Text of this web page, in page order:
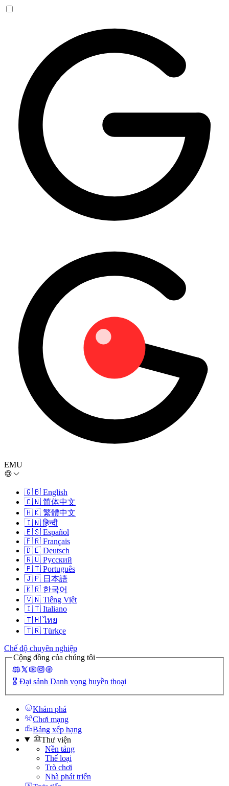
EMU
🇬🇧 English
🇨🇳 简体中文
🇭🇰 繁體中文
🇮🇳 हिन्दी
🇪🇸 Español
🇫🇷 Français
🇩🇪 Deutsch
🇷🇺 Русский
🇵🇹 Português
🇯🇵 日本語
🇰🇷 한국어
🇻🇳 Tiếng Việt
🇮🇹 Italiano
🇹🇭 ไทย
🇹🇷 Türkçe
Chế độ chuyên nghiệp
Cộng đồng của chúng tôi
🎖️ Đại sảnh Danh vọng huyền thoại
Khám phá
Chơi mạng
Bảng xếp hạng
Thư viện
Nền tảng
Thể loại
Trò chơi
Nhà phát triển